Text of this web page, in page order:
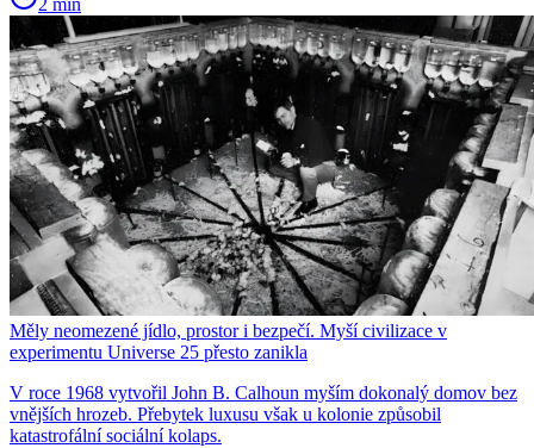
2 min
Měly neomezené jídlo, prostor i bezpečí. Myší civilizace v
experimentu Universe 25 přesto zanikla
V roce 1968 vytvořil John B. Calhoun myším dokonalý domov bez
vnějších hrozeb. Přebytek luxusu však u kolonie způsobil
katastrofální sociální kolaps.